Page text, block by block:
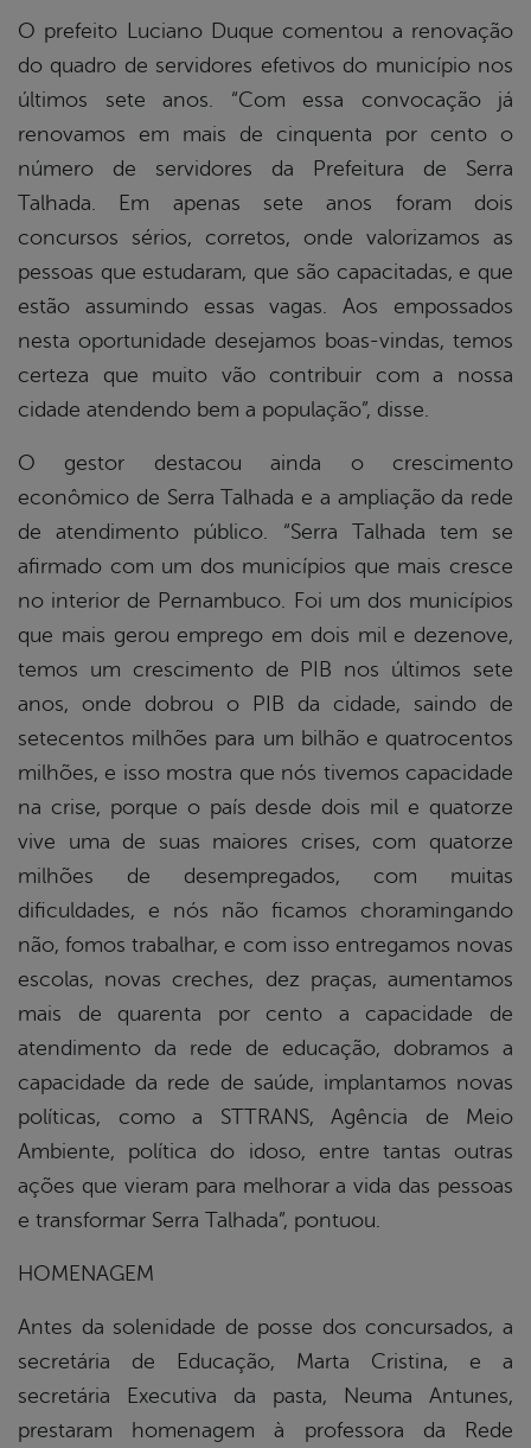
O prefeito Luciano Duque comentou a renovação
do quadro de servidores efetivos do município nos
últimos sete anos. “Com essa convocação já
renovamos em mais de cinquenta por cento o
número de servidores da Prefeitura de Serra
Talhada. Em apenas sete anos foram dois
concursos sérios, corretos, onde valorizamos as
pessoas que estudaram, que são capacitadas, e que
estão assumindo essas vagas. Aos empossados
nesta oportunidade desejamos boas-vindas, temos
certeza que muito vão contribuir com a nossa
cidade atendendo bem a população”, disse.
O gestor destacou ainda o crescimento
econômico de Serra Talhada e a ampliação da rede
de atendimento público. “Serra Talhada tem se
afirmado com um dos municípios que mais cresce
no interior de Pernambuco. Foi um dos municípios
que mais gerou emprego em dois mil e dezenove,
temos um crescimento de PIB nos últimos sete
anos, onde dobrou o PIB da cidade, saindo de
setecentos milhões para um bilhão e quatrocentos
milhões, e isso mostra que nós tivemos capacidade
na crise, porque o país desde dois mil e quatorze
vive uma de suas maiores crises, com quatorze
milhões de desempregados, com muitas
dificuldades, e nós não ficamos choramingando
não, fomos trabalhar, e com isso entregamos novas
escolas, novas creches, dez praças, aumentamos
mais de quarenta por cento a capacidade de
atendimento da rede de educação, dobramos a
capacidade da rede de saúde, implantamos novas
políticas, como a STTRANS, Agência de Meio
Ambiente, política do idoso, entre tantas outras
ações que vieram para melhorar a vida das pessoas
e transformar Serra Talhada”, pontuou.
HOMENAGEM
Antes da solenidade de posse dos concursados, a
secretária de Educação, Marta Cristina, e a
secretária Executiva da pasta, Neuma Antunes,
prestaram homenagem à professora da Rede